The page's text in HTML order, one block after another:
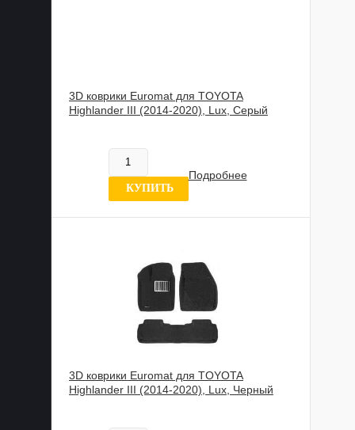
3D коврики Euromat для TOYOTA
Highlander III (2014-2020), Lux, Серый
В наличии
0 отзывов
КУПИТЬ
Подробнее
3D коврики Euromat для TOYOTA
Highlander III (2014-2020), Lux, Черный